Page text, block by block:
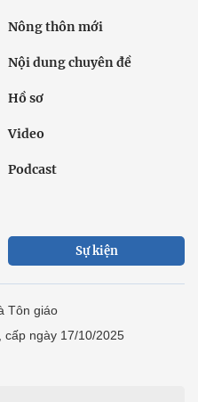
Nông thôn mới
Nội dung chuyên đề
Hồ sơ
Video
Podcast
Sự kiện
Tôn giáo
cấp ngày 17/10/2025